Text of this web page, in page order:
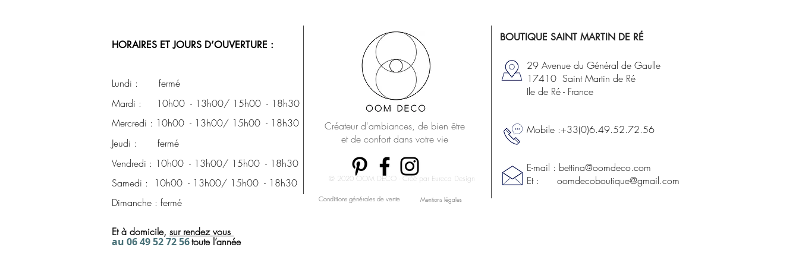
HORAIRES ET JOURS D’OUVERTURE :
Lundi : fermé
Mardi : 10h00 - 13h00/ 15h00 - 18h30
Mercredi : 10h00 - 13h00/ 15h00 - 18h30
Jeudi : fermé
Vendredi : 10h00 - 13h00/ 15h00 - 18h30
Samedi : 10h00 - 13h00/ 15h00 - 18h30
Dimanche : fermé
Et à domicile, sur rendezvous
au 06 49 52 7256toute l’année
Créateur d'ambiances, de bien être
et de confort dans votre vie
© 2020 OOM DECO - Créé par Eureca Design
Conditions générales de vente Mentions légales
BOUTIQUE SAINT MARTIN DE RÉ
29 Avenue du Général de Gaulle
17410 Saint Martin de Ré
Ile de Ré - France
Mobile :+33(0)6.49.52.72.56
E-mail : bettina@oomdeco.com
Et : oomdecoboutique@gmail.com